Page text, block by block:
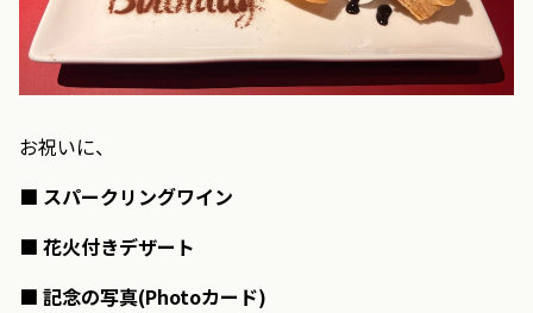
お祝いに、
■ スパークリングワイン
■ 花火付きデザート
■ 記念の写真(Photoカード)